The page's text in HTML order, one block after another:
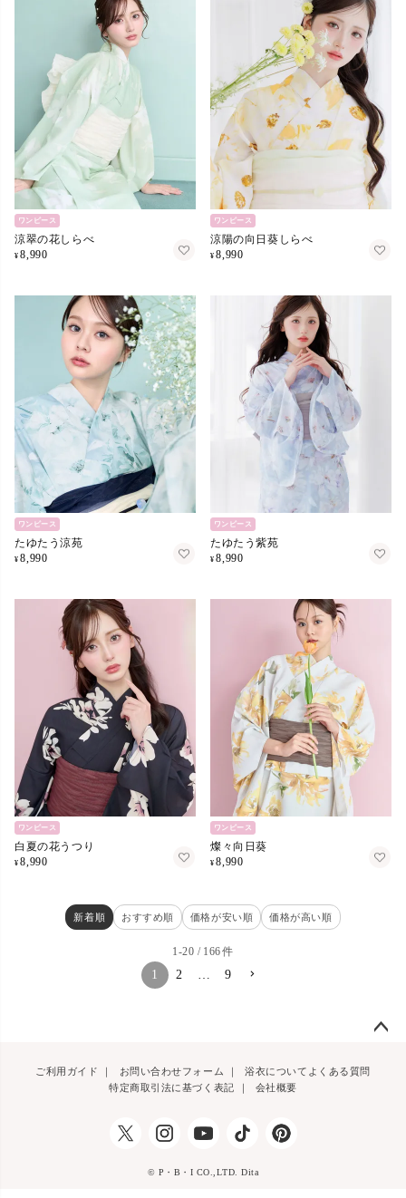
ワンピース
涼翠の花しらべ
¥ 8,990
ワンピース
涼陽の向日葵しらべ
¥ 8,990
ワンピース
たゆたう涼苑
¥ 8,990
ワンピース
たゆたう紫苑
¥ 8,990
ワンピース
白夏の花うつり
¥ 8,990
ワンピース
燦々向日葵
¥ 8,990
新着順 おすすめ順 価格が安い順 価格が高い順
166
1-20
1 2 … 9
ジト
ご利用ガイド ｜ お問い合わせフォーム ｜
浴衣についてよくある質問
特定商取引法に基づく表記
｜ 会社概要
© P・B・I CO.,LTD. Dita